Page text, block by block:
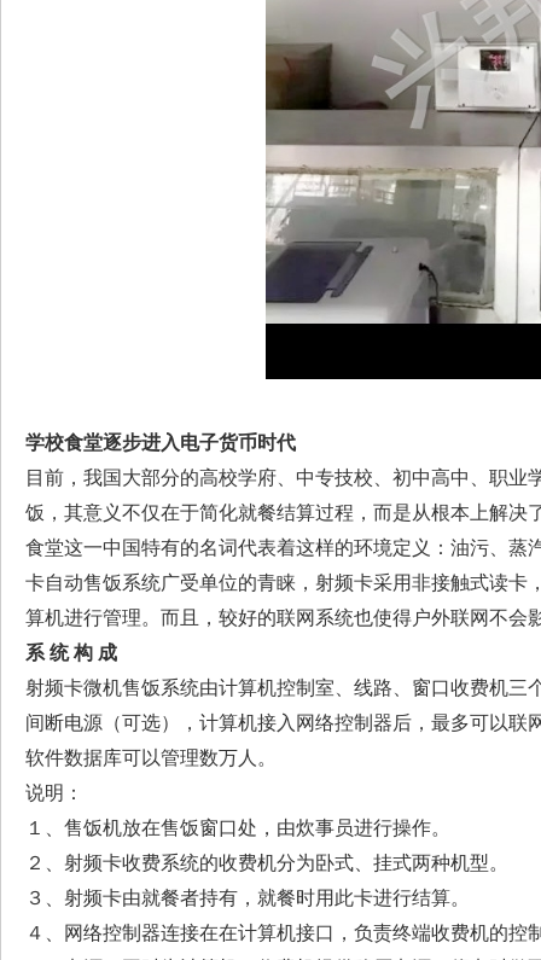
学校食堂逐步进入电子货币时代
目前，我国大部分的高校学府、中专技校、初中高中、职
饭，其意义不仅在于简化就餐结算过程，而是从根本上解决
食堂这一中国特有的名词代表着这样的环境定义：油污、
卡自动售饭系统广受单位的青睐，射频卡采用非接触式读
算机进行管理。而且，较好的联网系统也使得户外联网不
系 统 构 成
射频卡微机售饭系统由计算机控制室、线路、窗口收费机
间断电源（可选），计算机接入网络控制器后，最多可以
软件数据库可以管理数万人。
说明：
１、售饭机放在售饭窗口处，由炊事员进行操作。
２、射频卡收费系统的收费机分为卧式、挂式两种机型。
３、射频卡由就餐者持有，就餐时用此卡进行结算。
４、网络控制器连接在在计算机接口，负责终端收费机的控